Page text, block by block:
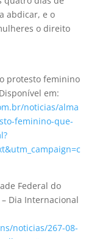
abdicar, e o
o direito
protesto feminino
em:
noticias/alma
feminino-que-
Federal do
Dia Internacional
noticias/267-08-